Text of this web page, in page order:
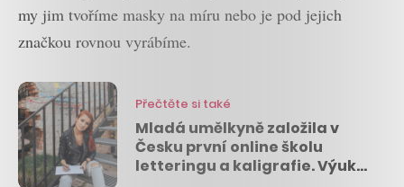
my jim tvoříme masky na míru nebo je pod jejich
značkou rovnou vyrábíme.
Přečtěte si také
Mladá umělkyně založila v
Česku první online školu
letteringu a kaligrafie. Výuka